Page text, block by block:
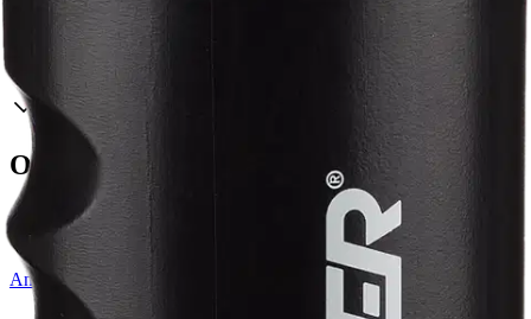
Ominaisuudet
Oletko tyytyväinen tuotetietoihin?
Ovatko tuotetiedot riittävät? Jos tuotetiedoissa on puutteita tai niitä
voisi muuten parantaa, anna palautetta.
Anna palautetta